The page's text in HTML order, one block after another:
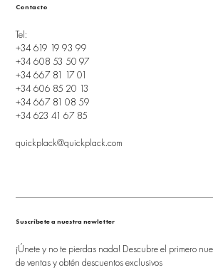
Tel:
+34 619 19 93 99
+34 608 53 50 97
+34 667 81 17 01
+34 606 85 20 13
+34 667 81 08 59
+34 623 41 67 85
quickplack@quickplack.com
Contacto
Suscríbete a nuestra newletter
¡Únete y no te pierdas nada! Descubre el primero
de ventas y obtén descuentos exclusivos